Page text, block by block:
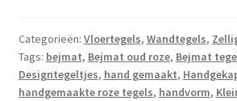
39
aantal
Categorieën: Vloertegels, Wandtegels,
Tags: bejmat, Bejmat oud roze, Bejmat
Designtegeltjes, hand gemaakt,
handgemaakte roze tegels, handvorm,